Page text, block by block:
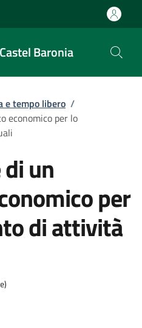
Baronia
e tempo libero /
economico per lo
un
per
di attività